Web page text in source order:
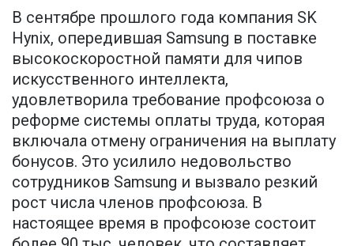
В сентябре прошлого года компания SK
Hynix, опередившая Samsung в поставке
высокоскоростной памяти для чипов
искусственного интеллекта,
удовлетворила требование профсоюза о
реформе системы оплаты труда, которая
включала отмену ограничения на выплату
бонусов. Это усилило недовольство
сотрудников Samsung и вызвало резкий
рост числа членов профсоюза. В
настоящее время в профсоюзе состоит